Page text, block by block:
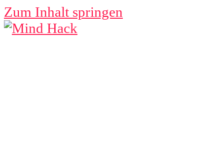
Zum Inhalt springen